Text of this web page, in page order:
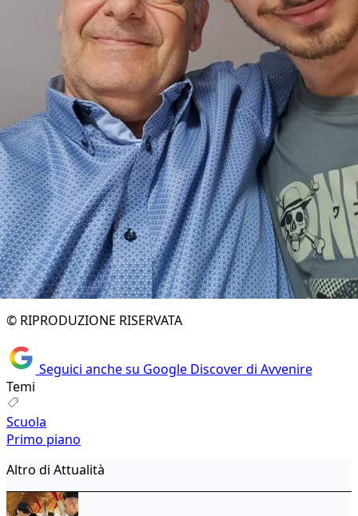
© RIPRODUZIONE RISERVATA
Seguici anche su Google Discover di Avvenire
Temi
Scuola
Primo piano
Altro di Attualità